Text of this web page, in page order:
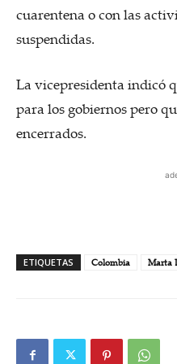
cuarentena o con las
suspendidas.
La vicepresidenta indicó
para los gobiernos pero
encerrados.
ETIQUETAS Colombia Marta